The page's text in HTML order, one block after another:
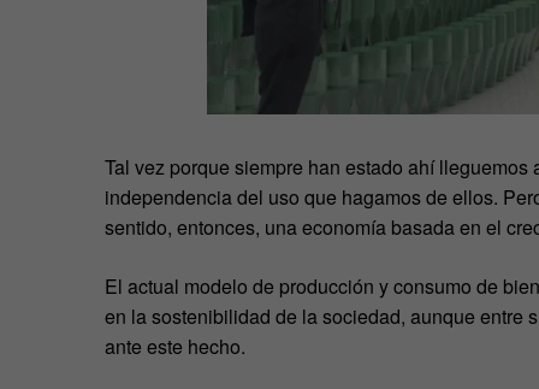
Tal vez porque siempre han estado ahí
independencia del uso que hagamos de ellos.
sentido, entonces, una economía basada en el
El actual modelo de producción y consumo de
en la sostenibilidad de la sociedad, aunque entre
ante este hecho.